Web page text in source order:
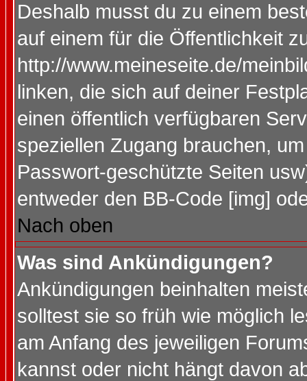
Deshalb musst du zu einem
auf einem für die Öffentlichkeit
http://www.meineseite.de/
linken, die sich auf deiner
einen öffentlich verfügbaren
speziellen Zugang brauchen,
Passwort-geschützte Seiten
entweder den BB-Code [img]
Nach oben
Was sind Ankündigungen?
Ankündigungen beinhalten
solltest sie so früh wie möglich
am Anfang des jeweiligen
kannst oder nicht hängt davon